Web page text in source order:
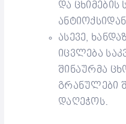
და ცხიმების
ასევე,
იცვლება
შინაურმა
გრანულები
დაღეჭოს.